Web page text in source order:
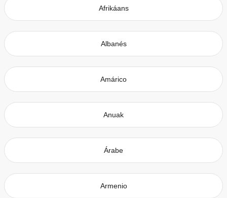
Afrikáans
Albanés
Amárico
Anuak
Árabe
Armenio